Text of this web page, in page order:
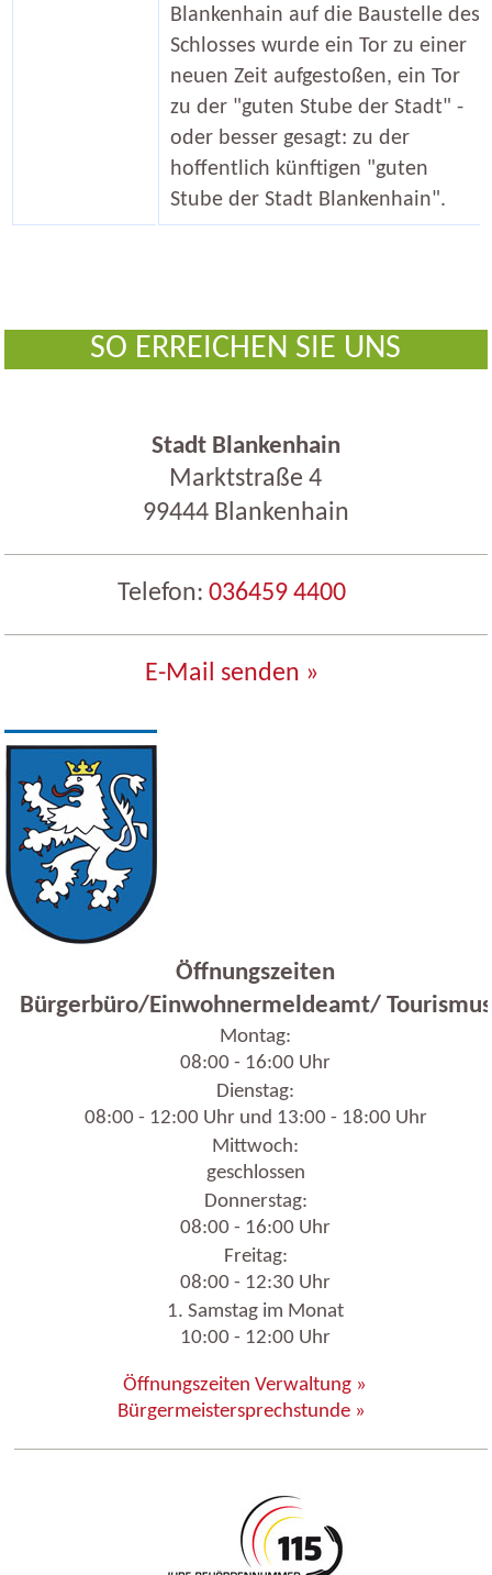
Blankenhain auf die Baustelle des
Schlosses wurde ein Tor zu einer
neuen Zeit aufgestoßen, ein Tor
zu der "guten Stube der Stadt" -
oder besser gesagt: zu der
hoffentlich künftigen "guten
Stube der Stadt Blankenhain".
SO ERREICHEN SIE UNS
Stadt Blankenhain
Marktstraße 4
99444 Blankenhain
Telefon:036459 4400
E-Mail senden »
Öffnungszeiten
Bürgerbüro/Einwohnermeldeamt/ Tourismus
Montag:
08:00 - 16:00 Uhr
Dienstag:
08:00 - 12:00 Uhr und 13:00 - 18:00 Uhr
Mittwoch:
geschlossen
Donnerstag:
08:00 - 16:00 Uhr
Freitag:
08:00 - 12:30 Uhr
1. Samstag im Monat
10:00 - 12:00 Uhr
Öffnungszeiten Verwaltung »
Bürgermeistersprechstunde »